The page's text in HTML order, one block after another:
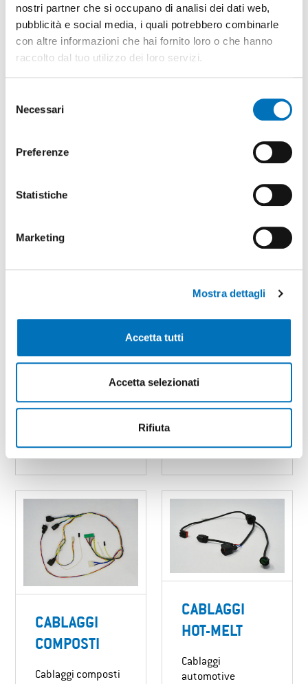
nostri partner che si occupano di analisi dei dati web,
pubblicità e social media, i quali potrebbero combinarle
con altre informazioni che hai fornito loro o che hanno
raccolto dal tuo utilizzo dei loro servizi.
delNecessari
Preferenze
Statistiche
Marketing
Mostra dettagli
Accetta tutti
Accetta selezionati
Rifiuta
capacità
multimediali,
connettività e
gestione remota dei
dispositivi
connessi in rete.
microcontrollore
modalità gateway o
SCOPRI DI PIÙ
Tastiere dotate di
“capacitive touch”
basata
del tocco.
CABLAGGI
COMPOSTI
Cablaggi composti
CABLAGGI
HOT-MELT
Cablaggi
automotive